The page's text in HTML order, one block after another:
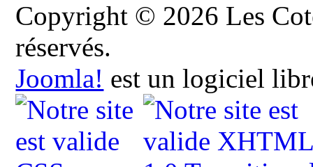
Copyright © 2026 Les
réservés.
Joomla! est un logiciel